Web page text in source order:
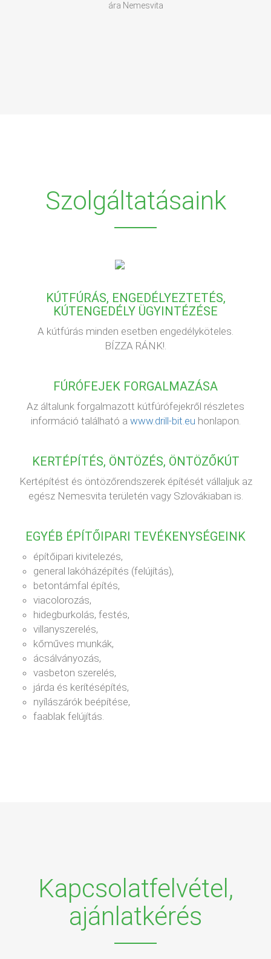
ára Nemesvita
Szolgáltatásaink
KÚTFÚRÁS, ENGEDÉLYEZTETÉS,
KÚTENGEDÉLY ÜGYINTÉZÉSE
A kútfúrás minden esetben engedélyköteles.
BÍZZA RÁNK!.
FÚRÓFEJEK FORGALMAZÁSA
Az általunk forgalmazott kútfúrófejekről részletes
információ található a www.drill-bit.eu honlapon.
KERTÉPÍTÉS, ÖNTÖZÉS, ÖNTÖZŐKÚT
Kertépítést és öntözőrendszerek építését vállaljuk az
egész Nemesvita területén vagy Szlovákiaban is.
EGYÉB ÉPÍTŐIPARI TEVÉKENYSÉGEINK
építőipari kivitelezés,
general lakóházépítés (felújítás),
betontámfal építés,
viacolorozás,
hidegburkolás, festés,
villanyszerelés,
kőműves munkák,
ácsálványozás,
vasbeton szerelés,
járda és kerítésépítés,
nyílászárók beépítése,
faablak felújítás.
Kapcsolatfelvétel,
ajánlatkérés